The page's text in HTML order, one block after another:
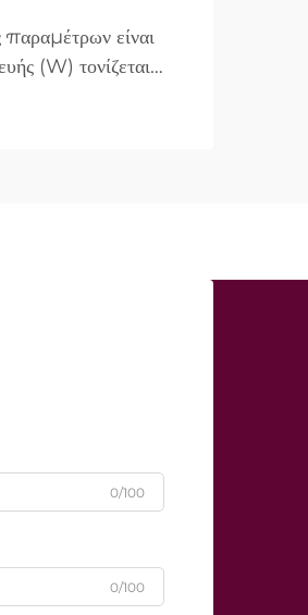
παραμέτρων είναι
(W) τονίζεται
Σε πολλές
0/100
0/100